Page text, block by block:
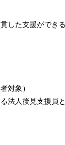
した支援ができ
対象）
法人後見支援員